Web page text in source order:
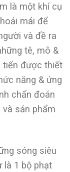
là một khí cụ
mái để
và đề ra
tê, mô &
tiến được thiết
năng & ứng
chẩn đoán
và sản phẩm
sóng siêu
là 1 bộ phạt